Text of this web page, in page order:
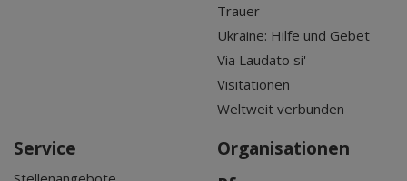
Trauer
Ukraine: Hilfe und Gebet
Via Laudato si'
Visitationen
Weltweit verbunden
Service
Organisationen